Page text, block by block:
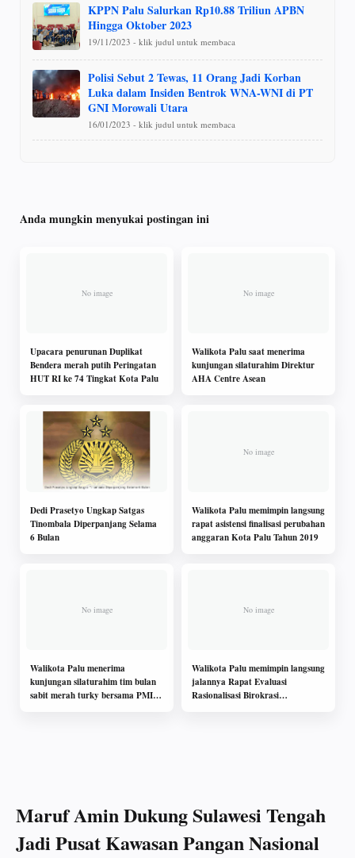
KPPN Palu Salurkan Rp10.88 Triliun APBN
Hingga Oktober 2023
19/11/2023 - klik judul untuk membaca
Polisi Sebut 2 Tewas, 11 Orang Jadi Korban
Luka dalam Insiden Bentrok WNA-WNI di PT
GNI Morowali Utara
16/01/2023 - klik judul untuk membaca
Anda mungkin menyukai postingan ini
Upacara penurunan Duplikat
Bendera merah putih Peringatan
HUT RI ke 74 Tingkat Kota Palu
Walikota Palu saat menerima
kunjungan silaturahim Direktur
AHA Centre Asean
Dedi Prasetyo Ungkap Satgas
Tinombala Diperpanjang Selama
6 Bulan
Walikota Palu memimpin langsung
rapat asistensi finalisasi perubahan
anggaran Kota Palu Tahun 2019
Walikota Palu menerima
kunjungan silaturahim tim bulan
sabit merah turky bersama PMI
Walikota Palu memimpin langsung
jalannya Rapat Evaluasi
Rasionalisasi Birokrasi
Maruf Amin Dukung Sulawesi Tengah
Jadi Pusat Kawasan Pangan Nasional